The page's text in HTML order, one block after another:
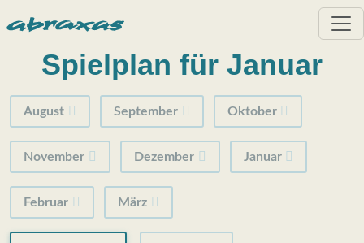
Spielplan für Januar
August September Oktober
November Dezember Januar
Februar März